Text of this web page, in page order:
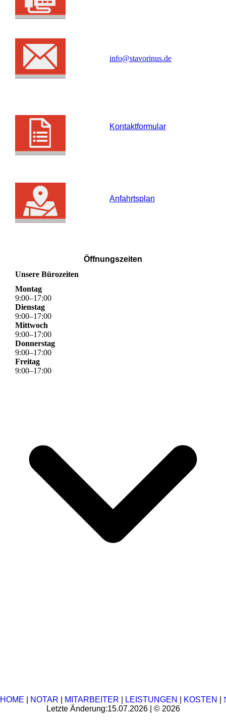
info@stavorinus.de
Kontaktformular
Anfahrtsplan
Öffnungszeiten
Unsere Bürozeiten
Montag
9:00–17:00
Dienstag
9:00–17:00
Mittwoch
9:00–17:00
Donnerstag
9:00–17:00
Freitag
9:00–17:00
HOME NOTAR MITARBEITER LEISTUNGEN KOSTEN
Letzte Änderung:15.07.2026 | © 2026